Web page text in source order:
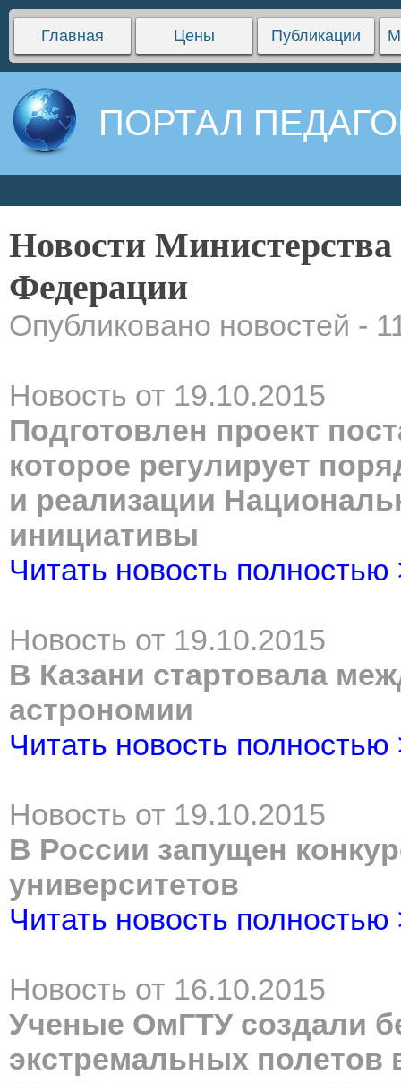
Главная Цены Публикации
ПОРТАЛ
Новости
Федерации
Опубликовано новостей -
Новость от 19.10.2015
Подготовлен проект
которое регулирует
и реализации
инициативы
Читать новость полностью
Новость от 19.10.2015
В Казани стартовала
астрономии
Читать новость полностью
Новость от 19.10.2015
В России запущен
университетов
Читать новость полностью
Новость от 16.10.2015
Ученые ОмГТУ создали
экстремальных полетов